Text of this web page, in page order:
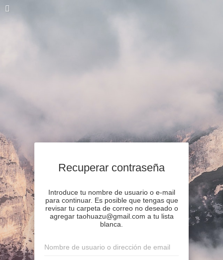
Recuperar contraseña
Introduce tu nombre de usuario o e-mail
para continuar. Es posible que tengas que
revisar tu carpeta de correo no deseado o
agregar taohuazu@gmail.com a tu lista
blanca.